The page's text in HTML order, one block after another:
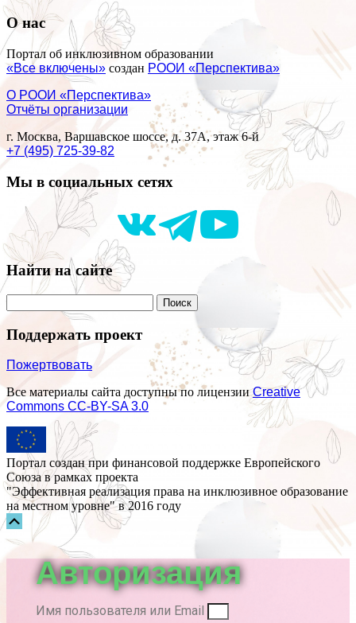
О нас
Портал об инклюзивном образовании
«Все включены» создан РООИ «Перспектива»
О РООИ «Перспектива»
Отчёты организации
г. Москва, Варшавское шоссе, д. 37А, этаж 6-й
+7 (495) 725-39-82
Мы в социальных сетях
Найти на сайте
Поддержать проект
Пожертвовать
Все материалы сайта доступны по лицензииCreative
Commons СС-BY-SA 3.0
Портал создан при финансовой поддержке Европейского
Союза в рамках проекта
"Эффективная реализация права на инклюзивное образование
на местном уровне" в 2016 году
Прокрутка
вверх
Авторизация
Имя пользователя или Email